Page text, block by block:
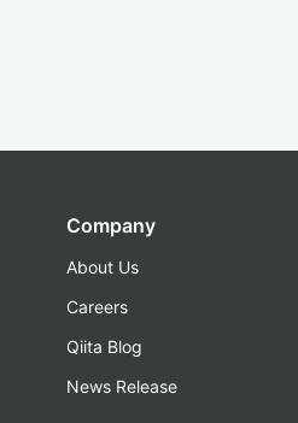
Company
About Us
Careers
Qiita Blog
News Release